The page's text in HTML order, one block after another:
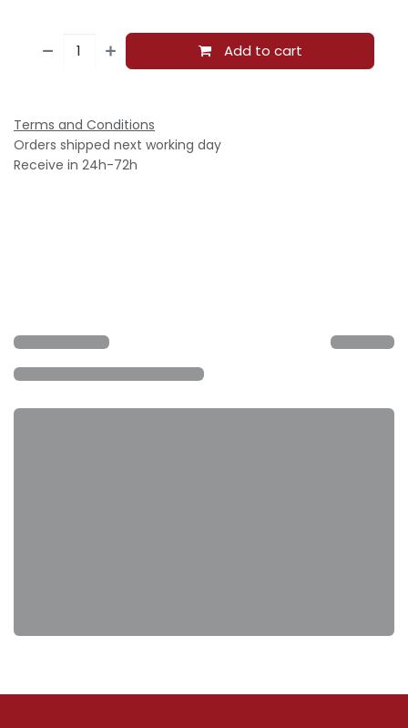
Add to cart
Terms and Conditions
Orders shipped next working day
Receive in 24h-72h